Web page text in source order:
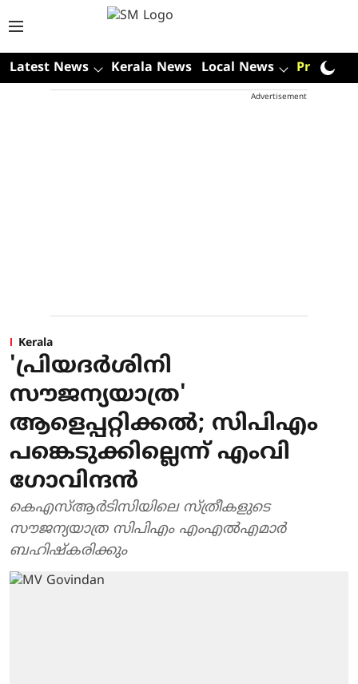
Latest News Kerala News Local News Premium
Advertisement
Kerala
'പ്രിയദര്‍ശിനി
സൗജന്യയാത്ര'
ആളെപ്പറ്റിക്കല്‍; സിപിഎം
പങ്കെടുക്കില്ലെന്ന് എംവി
ഗോവിന്ദന്‍
കെഎസ്ആര്‍ടിസിയിലെ സ്ത്രീകളുടെ
സൗജന്യയാത്ര സിപിഎം എംഎല്‍എമാര്‍
ബഹിഷ്‌കരിക്കും